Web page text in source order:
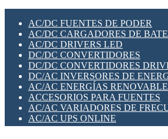
SWITCH Y MICROSWITCH
TARJETAS PI
UNIÓN Y DERIVACIÓN DE
PLACAS MODULARES IOT
SWITCHES Y REDES WIFI
SOLUCIONES IOT
SOLUCIONES LORAWAN
SOLUCIONES RED CELULAR
SEGURIDAD PARA REDES
SWITCHES LAN
TELEFONÍA IP (VOIP)
VIGILANCIA IP (CCTV)
MESHTASTIC
AC/DC FUENTES DE PODER
AC/DC CARGADORES DE
AC/DC DRIVERS LED
DC/DC CONVERTIDORES
DC/DC CONVERTIDORES
DC/AC INVERSORES DE
AC/AC ENERGÍAS
ACCESORIOS PARA FUENTES
AC/AC VARIADORES DE
AC/AC UPS ONLINE